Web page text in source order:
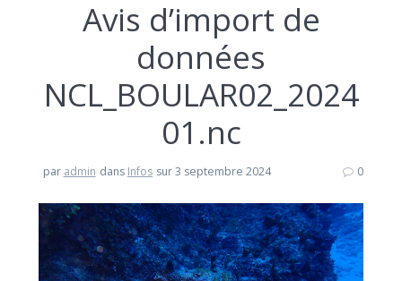
Avis d’import de
données
NCL_BOULAR02_2024
01.nc
par admin dans Infos sur 3 septembre 2024 0